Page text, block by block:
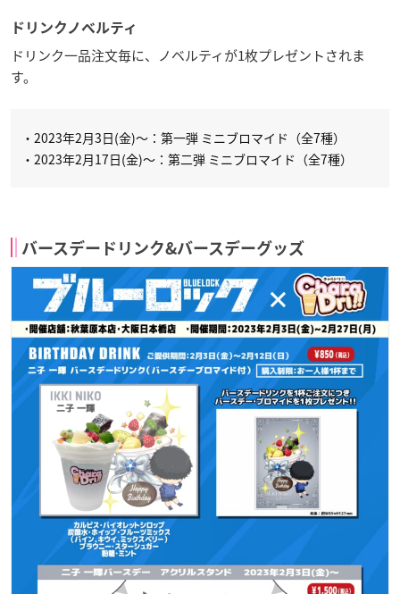
ドリンクノベルティ
ドリンク一品注文毎に、ノベルティが1枚プレゼントされま
す。
・2023年2月3日(金)～：第一弾 ミニブロマイド（全7種）
・2023年2月17日(金)～：第二弾 ミニブロマイド（全7種）
バースデードリンク&バースデーグッズ